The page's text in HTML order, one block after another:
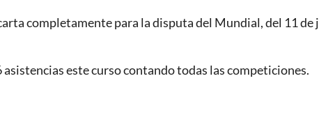
completamente para la disputa del Mundial, del 11 de
este curso contando todas las competiciones.